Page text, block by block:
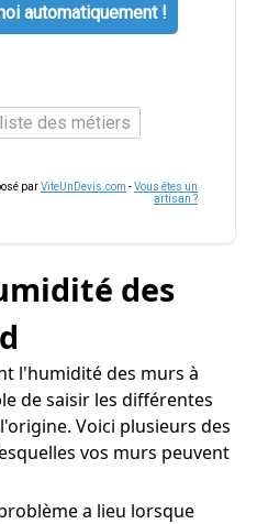
automatiquement !
des métiers
parViteUnDevis.com -Vous êtes un
artisan ?
des
l'humidité des murs à
de saisir les différentes
Voici plusieurs des
vos murs peuvent
a lieu lorsque